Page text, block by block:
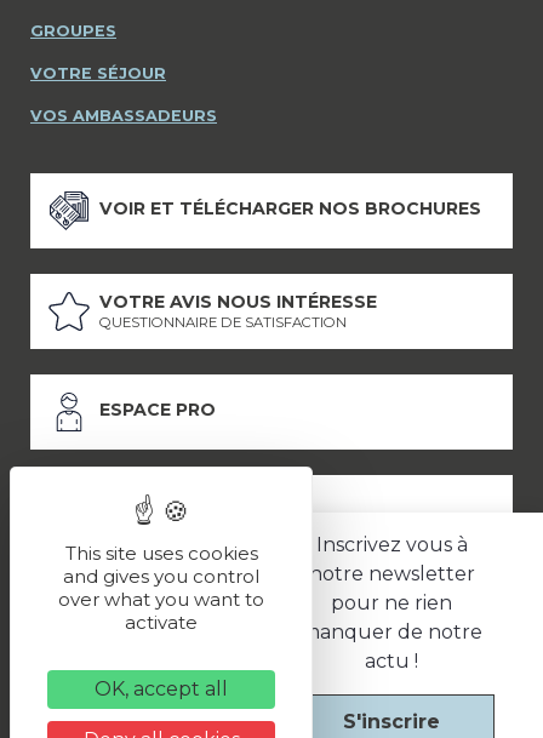
Inscrivez vous à
notre newsletter
pour ne rien
manquer de notre
actu !
S'inscrire
GROUPES
VOTRE SÉJOUR
VOS AMBASSADEURS
VOIR ET TÉLÉCHARGER NOS BROCHURES
VOTRE AVIS NOUS INTÉRESSE
QUESTIONNAIRE DE SATISFACTION
ESPACE PRO
ESPACE PRESSE
LES PARTENAIRES
Politique de confidentialité
Une réalisation
This site uses cookies
and gives you control
over what you want to
activate
OK, accept all